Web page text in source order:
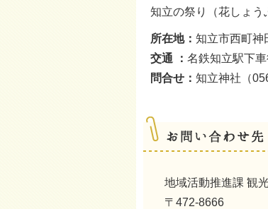
知立の祭り（花しょう
所在地： 知立市西町神
交通 ： 名鉄知立駅下
問合せ： 知立神社（
地域活動推進課 観
〒472-8666